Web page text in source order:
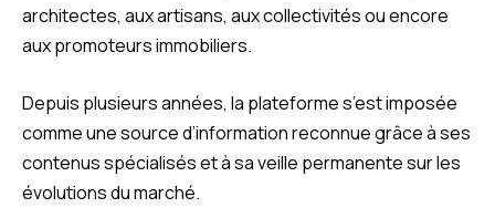
architectes, aux artisans, aux collectivités ou encore
aux promoteurs immobiliers.
Depuis plusieurs années, la plateforme s’est imposée
comme une source d’information reconnue grâce à ses
contenus spécialisés et à sa veille permanente sur les
évolutions du marché.